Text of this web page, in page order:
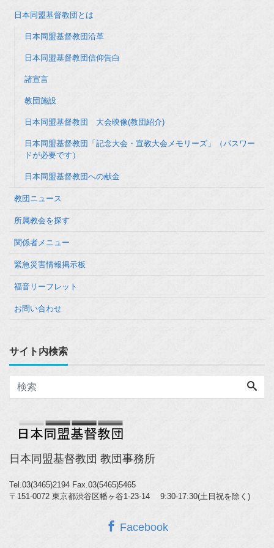
日本同盟基督教団とは
日本同盟基督教団沿革
日本同盟基督教団信仰告白
諸宣言
教団施設
日本同盟基督教団 大会映像(教団紹介)
日本同盟基督教団「記念大会・宣教大会メモリーズ」（パスワー
ドが必要です）
日本同盟基督教団への献金
教団ニュース
所属教会を探す
関係者メニュー
緊急災害情報掲示板
福音リーフレット
お問い合わせ
サイト内検索
日本同盟基督教団 教団事務所
Tel.03(3465)2194 Fax.03(5465)5465
〒151-0072 東京都渋谷区幡ヶ谷1-23-14 9:30-17:30(土日祝を除く)
Facebook